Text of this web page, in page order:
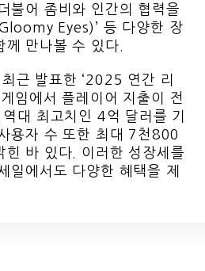
불어 좀비와 인간의 협력을
Eyes)’ 등 다양한 장
께 만나볼 수 있다.
근 발표한 ‘2025 연간 리
임에서 플레이어 지출이 전
대 최고치인 4억 달러를 기
용자 수 또한 최대 7천800
힌 바 있다. 이러한 성장세를
일에서도 다양한 혜택을 제